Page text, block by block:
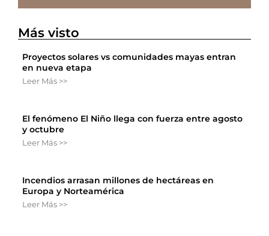
Más visto
Proyectos solares vs comunidades mayas entran
en nueva etapa
Leer Más >>
El fenómeno El Niño llega con fuerza entre agosto
y octubre
Leer Más >>
Incendios arrasan millones de hectáreas en
Europa y Norteamérica
Leer Más >>